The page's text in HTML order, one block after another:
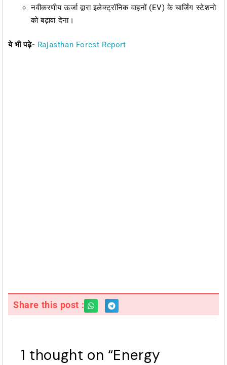
नवीकरणीय ऊर्जा द्वारा इलेक्ट्रॉनिक वाहनों (EV) के चार्जिंग स्टेशनो
को बढ़ावा देना।
ये भी पढ़े- Rajasthan Forest Report
Share this post :
1 thought on “Energy